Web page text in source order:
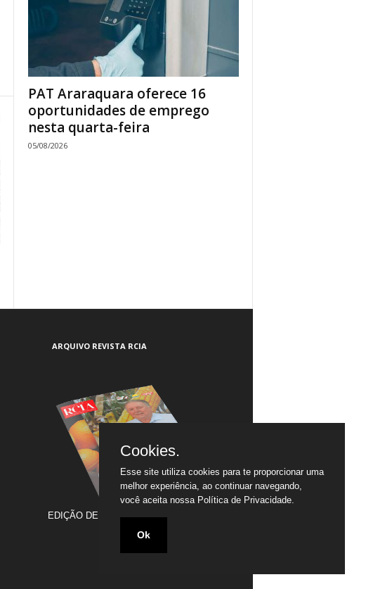
PAT Araraquara oferece 16
oportunidades de emprego
nesta quarta-feira
05/08/2026
ARQUIVO REVISTA RCIA
EDIÇÃO DE JULHO/2005 A JULHO/2020
Cookies.
Esse site utiliza cookies para te proporcionar uma
melhor experiência, ao continuar navegando,
você aceita nossa Política de Privacidade.
Ok